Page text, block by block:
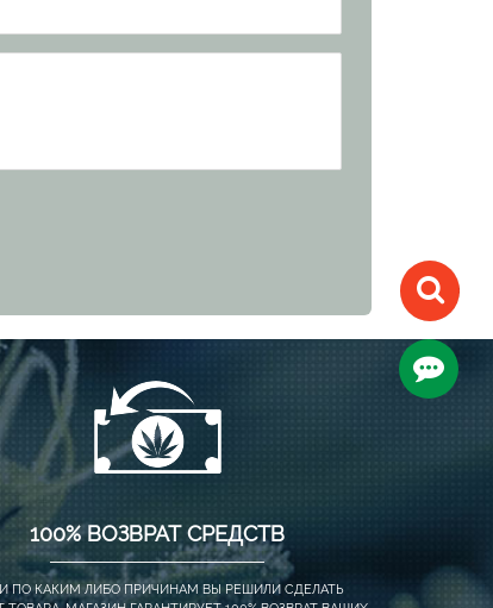
100% ВОЗВРАТ СРЕДСТВ
ПО КАКИМ ЛИБО ПРИЧИНАМ ВЫ РЕШИЛИ СДЕЛАТЬ